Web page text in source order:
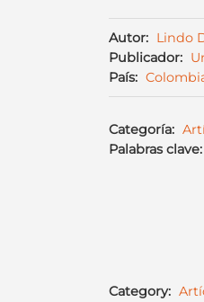
Autor: Lindo
Publicador:
País:
Categoría:
Palabras clave:
Category: